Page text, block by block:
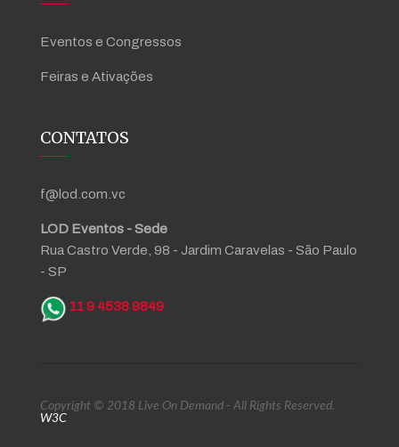
Eventos e Congressos
Feiras e Ativações
CONTATOS
f@lod.com.vc
LOD Eventos - Sede
Rua Castro Verde, 98 - Jardim Caravelas - São Paulo
- SP
11 9 4538 9849
Copyright © 2018 Live On Demand - All Rights Reserved.
W3C